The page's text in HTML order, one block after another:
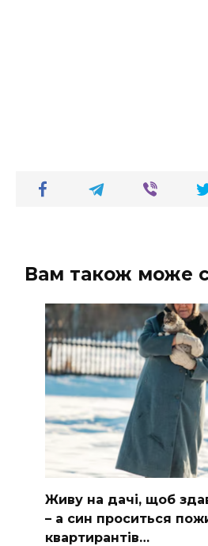
Вам також може
Живу на дачі, щоб
– а син проситься
квартирантів…